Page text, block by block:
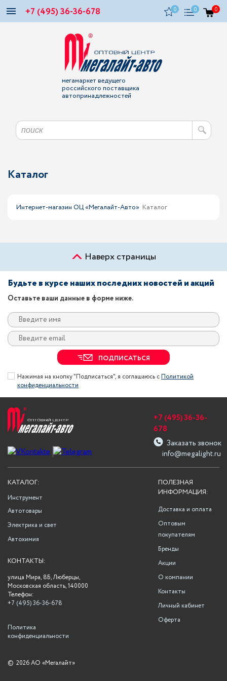
+7 (495) 36-36-678 0 0 0
мегамаркет ведущего
российского поставщика
автопринадлежностей
Каталог
Интернет-магазин ОЦ «Мегалайт-Авто» Каталог
Наверх страницы
Будьте в курсе наших последних новостей и акций
Оставьте ваши данные в форме ниже.
ПОДПИСАТЬСЯ
Нажимая на кнопку "Подписаться", я соглашаюсь сПолитикой
конфиденциальности
info@megalight.ru
+7 (495) 36-36-
678
Заказать звонок
ПОЛЕЗНАЯ
ИНФОРМАЦИЯ:
Доставка и оплата
Оптовым
покупателям
Бренды
Акции
О компании
Контакты
Личный кабинет
Оферта
КАТАЛОГ:
Инструмент
Автотовары
Электрика и свет
Автохимия
КОНТАКТЫ:
улица Мира, 8Б, Люберцы,
Московская область, 140000
Телефон:
+7 (495) 36-36-678
Политика
конфиденциальности
© 2026 АО «Мегалайт»